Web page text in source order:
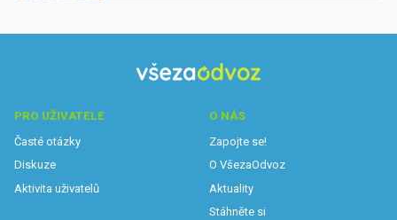
PRO UŽIVATELE
Časté otázky
Diskuze
Aktivita uživatelů
O NÁS
Zapojte se!
O VšezaOdvoz
Aktuality
Stáhněte si